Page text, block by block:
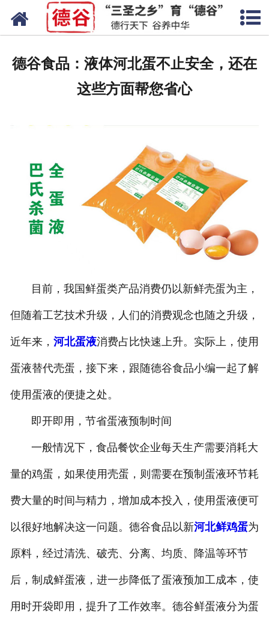
网站首页
新闻中心
走进德谷
招商加盟
联系我们
德谷食品：液体河北蛋不止安全，还在
这些方面帮您省心
目前，我国鲜蛋类产品消费仍以新鲜壳蛋为主，
但随着工艺技术升级，人们的消费观念也随之升级，
近年来， 河北蛋液消费占比快速上升。实际上，使用
蛋液替代壳蛋，接下来，跟随德谷食品小编一起了解
使用蛋液的便捷之处。
即开即用，节省蛋液预制时间
一般情况下，食品餐饮企业每天生产需要消耗大
量的鸡蛋，如果使用壳蛋，则需要在预制蛋液环节耗
费大量的时间与精力，增加成本投入，使用蛋液便可
以很好地解决这一问题。德谷食品以新河北鲜鸡蛋为
原料，经过清洗、破壳、分离、均质、降温等环节
后，制成鲜蛋液，进一步降低了蛋液预加工成本，使
用时开袋即用，提升了工作效率。德谷鲜蛋液分为蛋